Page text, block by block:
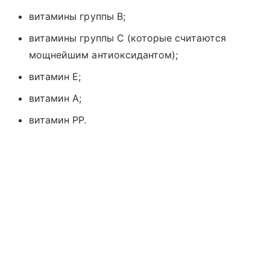
витамины группы В;
витамины группы С (которые считаются
мощнейшим антиоксидантом);
витамин Е;
витамин А;
витамин PP.